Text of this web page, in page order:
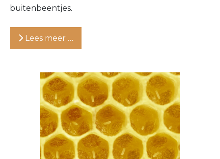
buitenbeentjes.
Lees meer …